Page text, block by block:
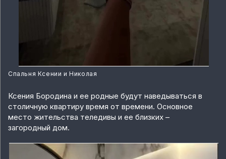
Спальня Ксении и Николая
Ксения Бородина и ее родные будут наведываться в
столичную квартиру время от времени. Основное
место жительства теледивы и ее близких –
загородный дом.